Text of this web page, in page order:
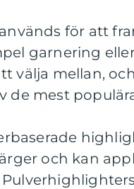
för att
garnering
välja mellan,
de mest
och kan